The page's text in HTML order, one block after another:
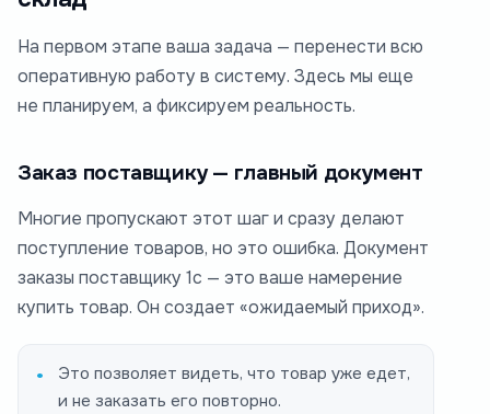
На первом этапе ваша задача — перенести всю
оперативную работу в систему. Здесь мы еще
не планируем, а фиксируем реальность.
Заказ поставщику — главный документ
Многие пропускают этот шаг и сразу делают
поступление товаров, но это ошибка. Документ
заказы поставщику 1с — это ваше намерение
купить товар. Он создает «ожидаемый приход».
Это позволяет видеть, что товар уже едет,
и не заказать его повторно.